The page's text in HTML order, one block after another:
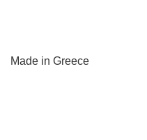
Made in Greece